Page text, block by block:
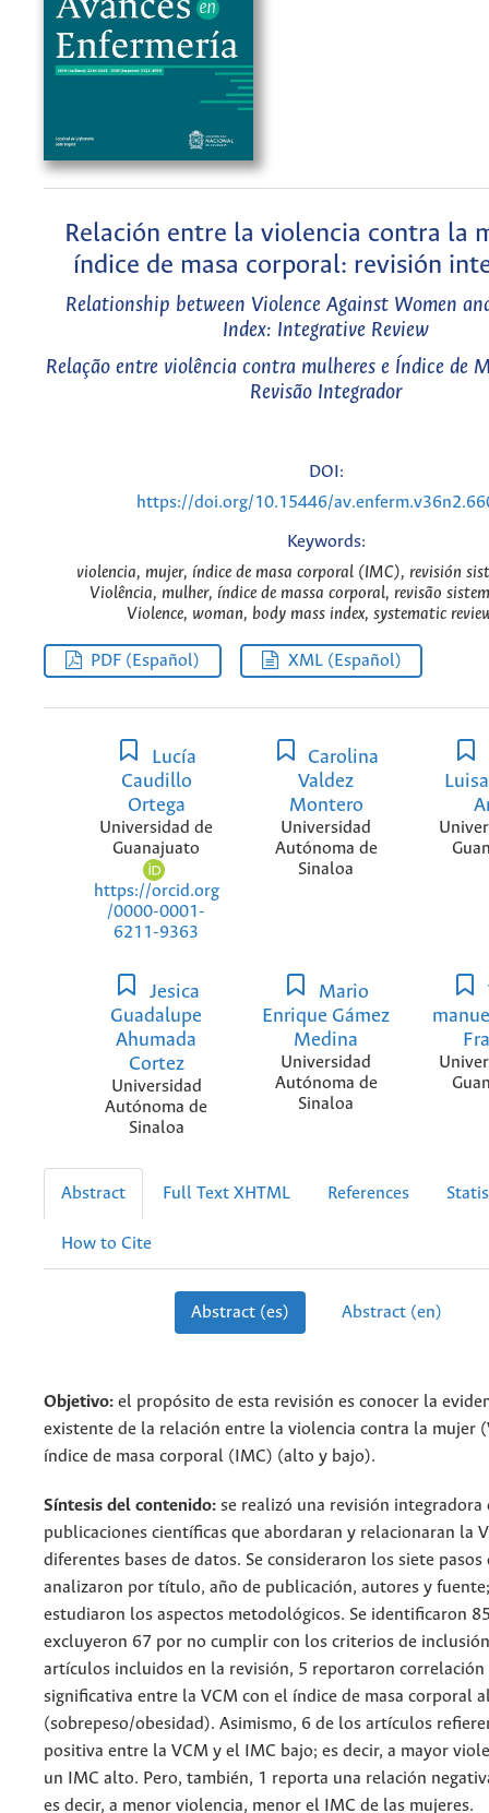
Relación entre la violencia contra la
índice de masa corporal: revisión
Relationship between Violence Against Women
Index: Integrative Review
Relação entre violência contra mulheres e Índice de
Revisão Integrador
DOI:
https://doi.org/10.15446/
Keywords:
violencia, mujer, índice de masa corporal (IMC), revisión
Violência, mulher, índice de massa corporal, revisão
Violence, woman, body mass index, systematic
PDF (Español) XML (Español)
Lucía
Caudillo
Ortega
Universidad de
Guanajuato
https://orcid.org
/0000-0001-
6211-9363
Carolina
Valdez
Montero
Universidad
Autónoma de
Sinaloa
Jesica
Guadalupe
Ahumada
Cortez
Universidad
Autónoma de
Sinaloa
Mario
Enrique Gámez
Medina
Universidad
Autónoma de
Sinaloa
Abstract Full Text XHTML References
How to Cite
Abstract (es) Abstract (en)
Objetivo: el propósito de esta revisión es conocer la
existente de la relación entre la violencia contra la mujer
índice de masa corporal (IMC) (alto y bajo).
Síntesis del contenido: se realizó una revisión integradora
publicaciones científicas que abordaran y relacionaran la
diferentes bases de datos. Se consideraron los siete pasos
analizaron por título, año de publicación, autores y
estudiaron los aspectos metodológicos. Se identificaron
excluyeron 67 por no cumplir con los criterios de
artículos incluidos en la revisión, 5 reportaron
significativa entre la VCM con el índice de masa corporal
(sobrepeso/obesidad). Asimismo, 6 de los artículos
positiva entre la VCM y el IMC bajo; es decir, a mayor
un IMC alto. Pero, también, 1 reporta una relación
es decir, a menor violencia, menor el IMC de las mujeres.